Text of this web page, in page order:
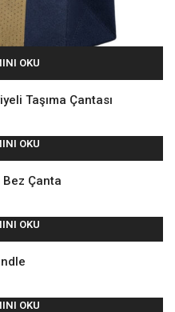
OKU
Taşıma Çantası
OKU
Çanta
OKU
OKU